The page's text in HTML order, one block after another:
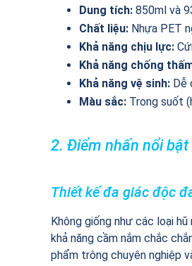
Dung tích: 850ml và
Chất liệu: Nhựa PET
Khả năng chịu lực:
Khả năng chống
Khả năng vệ sinh: Dễ
Màu sắc: Trong suốt
2. Điểm nhấn nổi bật
Thiết kế đa giác độc
Không giống như các loại
khả năng cầm nắm chắc
phẩm trông chuyên nghiệp